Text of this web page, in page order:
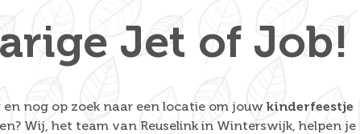
Jet of Job!
nog op zoek naar een locatie om jouw kinderfeestje
Wij, het team van Reuselink in Winterswijk, helpen je